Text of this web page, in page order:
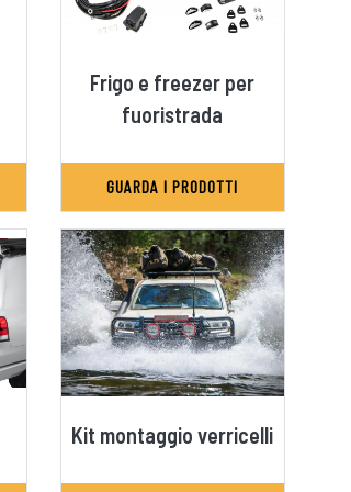
Frigo e freezer per
fuoristrada
GUARDA I PRODOTTI
Kit montaggio verricelli